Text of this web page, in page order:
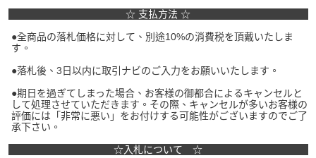
☆ 支払方法 ☆
●全商品の落札価格に対して、別途10%の消費税を頂戴いたしま
す。
●落札後、3日以内に取引ナビのご入力をお願いいたします。
●期日を過ぎてしまった場合、お客様の御都合によるキャンセルと
して処理させていただきます。その際、キャンセルが多いお客様の
評価には「非常に悪い」をお付けする可能性がございますのでご了
承下さい。
☆入札について ☆